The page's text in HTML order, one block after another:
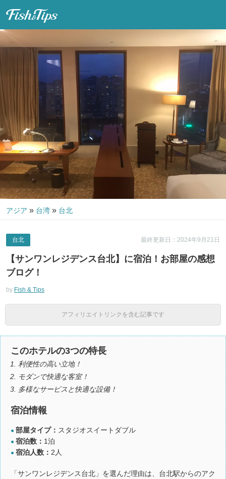
アジア » 台湾 » 台北
最終更新日：2024年9月21日
台北
【サンワンレジデンス台北】に宿泊！お部屋の感想
ブログ！
by Fish & Tips
アフィリエイトリンクを含む記事です
このホテルの3つの特長
利便性の高い立地！
モダンで快適な客室！
多様なサービスと快適な設備！
宿泊情報
● 部屋タイプ： スタジオスイートダブル
● 宿泊数： 1泊
● 宿泊人数： 2人
「サンワンレジデンス台北」を選んだ理由は、台北駅からのアク